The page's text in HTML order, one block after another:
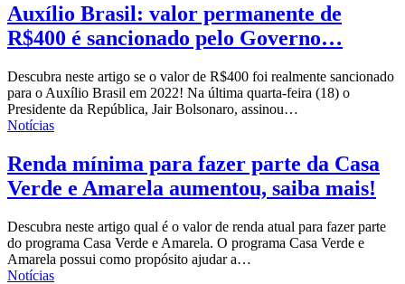
Auxílio Brasil: valor permanente de
R$400 é sancionado pelo Governo…
Descubra neste artigo se o valor de R$400 foi realmente sancionado
para o Auxílio Brasil em 2022! Na última quarta-feira (18) o
Presidente da República, Jair Bolsonaro, assinou…
Notícias
Renda mínima para fazer parte da Casa
Verde e Amarela aumentou, saiba mais!
Descubra neste artigo qual é o valor de renda atual para fazer parte
do programa Casa Verde e Amarela. O programa Casa Verde e
Amarela possui como propósito ajudar a…
Notícias